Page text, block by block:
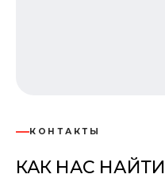
КОНТАКТЫ
КАК НАС НАЙТИ